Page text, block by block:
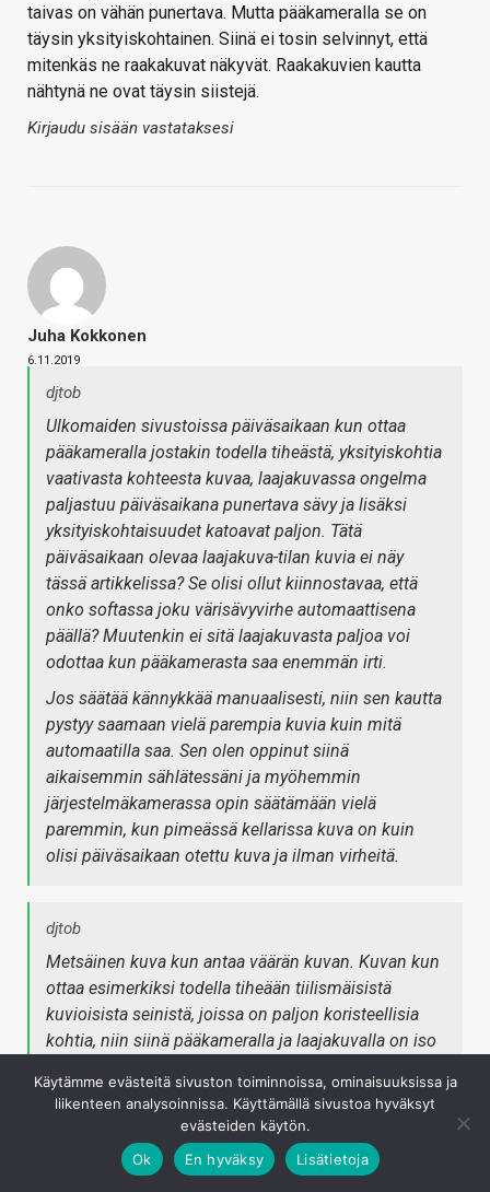
taivas on vähän punertava. Mutta pääkameralla se on
täysin yksityiskohtainen. Siinä ei tosin selvinnyt, että
mitenkäs ne raakakuvat näkyvät. Raakakuvien kautta
nähtynä ne ovat täysin siistejä.
Kirjaudu sisään vastataksesi
Juha Kokkonen
6.11.2019
djtob
Ulkomaiden sivustoissa päiväsaikaan kun ottaa
pääkameralla jostakin todella tiheästä, yksityiskohtia
vaativasta kohteesta kuvaa, laajakuvassa ongelma
paljastuu päiväsaikana punertava sävy ja lisäksi
yksityiskohtaisuudet katoavat paljon. Tätä
päiväsaikaan olevaa laajakuva-tilan kuvia ei näy
tässä artikkelissa? Se olisi ollut kiinnostavaa, että
onko softassa joku värisävyvirhe automaattisena
päällä? Muutenkin ei sitä laajakuvasta paljoa voi
odottaa kun pääkamerasta saa enemmän irti.
Jos säätää kännykkää manuaalisesti, niin sen kautta
pystyy saamaan vielä parempia kuvia kuin mitä
automaatilla saa. Sen olen oppinut siinä
aikaisemmin sählätessäni ja myöhemmin
järjestelmäkamerassa opin säätämään vielä
paremmin, kun pimeässä kellarissa kuva on kuin
olisi päiväsaikaan otettu kuva ja ilman virheitä.
djtob
Metsäinen kuva kun antaa väärän kuvan. Kuvan kun
ottaa esimerkiksi todella tiheään tiilismäisistä
kuvioisista seinistä, joissa on paljon koristeellisia
kohtia, niin siinä pääkameralla ja laajakuvalla on iso
punertavana esim. sininen taivas on vähän
punertava. Mutta pääkameralla se on täysin
yksityiskohtainen. Siinä ei tosin selvinnyt, että
mitenkäs ne raakakuvat näkyvät. Raakakuvien kautta
Käytämme evästeitä sivuston toiminnoissa, ominaisuuksissa ja
liikenteen analysoinnissa. Käyttämällä sivustoa hyväksyt
evästeiden käytön.
Ok
En hyväksy Lisätietoja